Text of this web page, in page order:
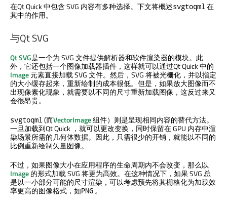
在Qt Quick中包含 SVG 内容有多种选择。下文将概述svgtoqml在
其中的作用。
与Qt SVG
Qt SVG是一个为 SVG 文件提供解析器和软件渲染器的模块。此
外，它还包括一个图像加载器插件，这样就可以通过Qt Quick中的
Image元素直接加载 SVG 文件。然后，SVG 将被光栅化，并以指定
的大小缓存起来，重新绘制的成本很低。但是，如果放大图像而不
出现像素化现象，就需要以不同的尺寸重新加载图像，这反过来又
会很昂贵。
svgtoqml(而VectorImage组件）则是呈现相同内容的替代方法。
一旦加载到Qt Quick ，就可以更改变换，同时保留在 GPU 内存中渲
染场景所需的几何体数据。因此，只需很少的开销，就能以不同的
比例重新绘制矢量图像。
不过，如果图像大小在应用程序的生命周期内不会改变，那么以
Image的形式加载 SVG 将更为高效。在这种情况下，如果 SVG 总
是以一小部分可能的尺寸渲染，可以考虑预先将其栅格化为加载效
率更高的图像格式，如PNG 。